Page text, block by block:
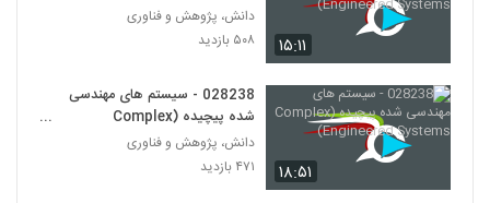
028265 - سیستم های سازگار پیچیده
(Complex Adaptive Systems)
028266 - سیستم های سازگار پیچیده
۵۷۲ بازدید
۱۵:۱۱
Engineered Systems)
دانش، پژوهش و فناوری
۵۰۸ بازدید
۱۸:۵۱
028238 - سیستم های مهندسی
شده پیچیده (Complex
Engineered Systems)
دانش، پژوهش و فناوری
۴۷۱ بازدید